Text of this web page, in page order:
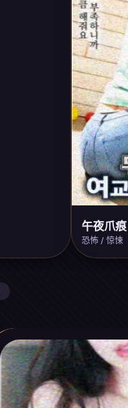
午夜爪痕
恐怖 / 惊悚